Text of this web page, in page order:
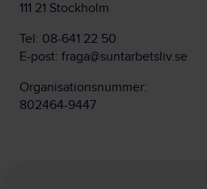
111 21 Stockholm
Tel: 08-641 22 50
E-post: fraga@suntarbetsliv.se
Organisationsnummer:
802464-9447